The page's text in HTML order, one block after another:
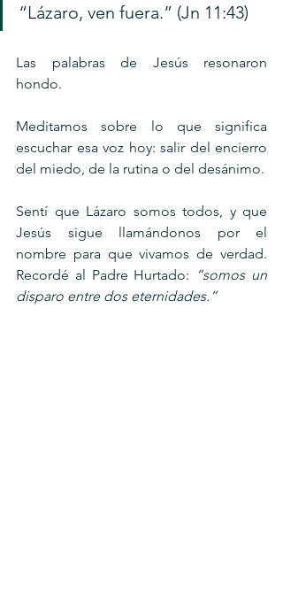
“Lázaro, ven fuera.” (Jn 11:43)
Las palabras de Jesús resonaron
hondo.
Meditamos sobre lo que significa
escuchar esa voz hoy: salir del encierro
Sentí que Lázaro somos todos, y que
Jesús sigue llamándonos por el
nombre para que vivamos de verdad.
Recordé al Padre Hurtado: “somos un
disparo entre dos eternidades.”